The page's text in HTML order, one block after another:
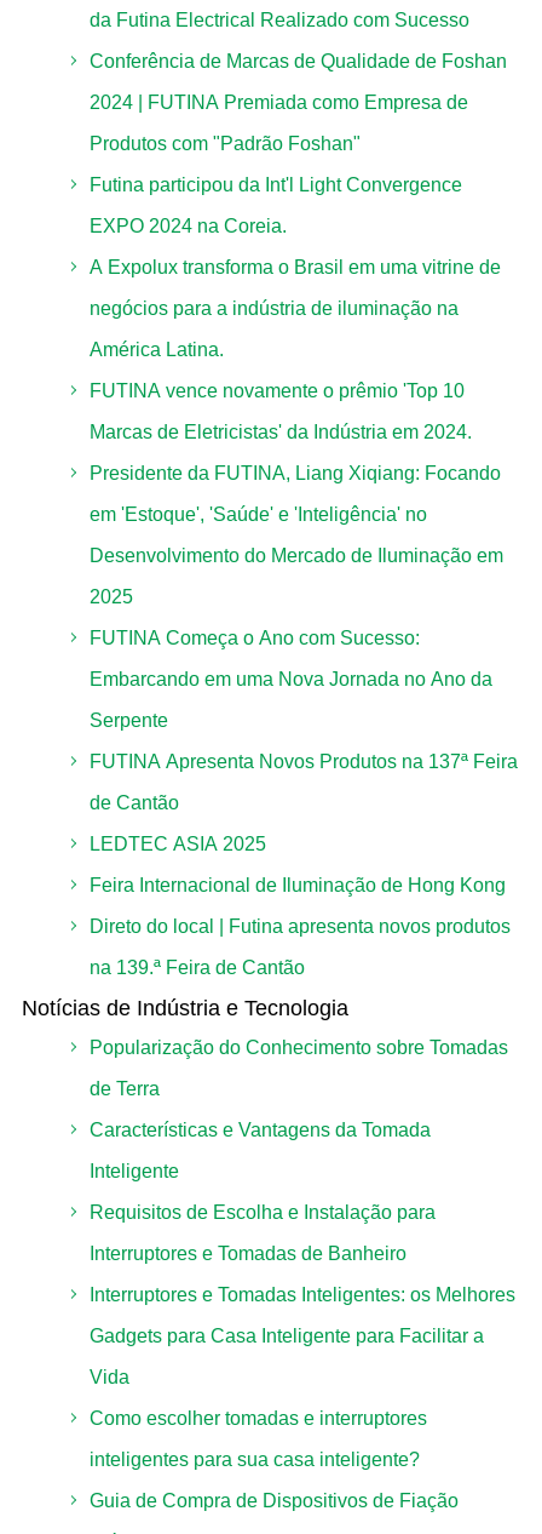
da Futina Electrical Realizado com Sucesso
Conferência de Marcas de Qualidade de Foshan
2024 | FUTINA Premiada como Empresa de
Produtos com "Padrão Foshan"
Futina participou da Int'l Light Convergence
EXPO 2024 na Coreia.
A Expolux transforma o Brasil em uma vitrine de
negócios para a indústria de iluminação na
América Latina.
FUTINA vence novamente o prêmio 'Top 10
Marcas de Eletricistas' da Indústria em 2024.
Presidente da FUTINA, Liang Xiqiang: Focando
em 'Estoque', 'Saúde' e 'Inteligência' no
Desenvolvimento do Mercado de Iluminação em
2025
FUTINA Começa o Ano com Sucesso:
Embarcando em uma Nova Jornada no Ano da
Serpente
FUTINA Apresenta Novos Produtos na 137ª Feira
de Cantão
LEDTEC ASIA 2025
Feira Internacional de Iluminação de Hong Kong
Direto do local | Futina apresenta novos produtos
na 139.ª Feira de Cantão
Notícias de Indústria e Tecnologia
Popularização do Conhecimento sobre Tomadas
de Terra
Características e Vantagens da Tomada
Inteligente
Requisitos de Escolha e Instalação para
Interruptores e Tomadas de Banheiro
Interruptores e Tomadas Inteligentes: os Melhores
Gadgets para Casa Inteligente para Facilitar a
Vida
Como escolher tomadas e interruptores
inteligentes para sua casa inteligente?
Guia de Compra de Dispositivos de Fiação